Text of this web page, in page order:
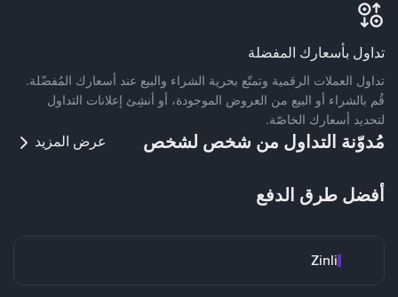
تداول بأسعارك المفضلة
تداول العملات الرقمية وتمتّع بحرية الشراء والبيع عند أسعارك المُفضّلة.
قُم بالشراء أو البيع من العروض الموجودة، أو أنشِئ إعلانات التداول
لتحديد أسعارك الخاصّة.
مُدوّنة التداول من شخص لشخص عرض المزيد
أفضل طرق الدفع
Zinli